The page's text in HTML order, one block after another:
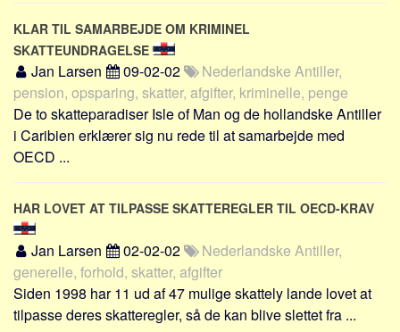
Bolig
Job
Virksomhed
Investering
Pension og opsparing
Forbrug
Transport
Alle
Aspekter
Køb og salg
Økonomi
KLAR TIL SAMARBEJDE OM KRIMINEL
SKATTEUNDRAGELSE
Jan Larsen 09-02-02
Nederlandske Antiller,
pension, opsparing, skatter, afgifter, kriminelle, penge
De to skatteparadiser Isle of Man og de hollandske Antiller
i Caribien erklærer sig nu rede til at samarbejde med
OECD ...
HAR LOVET AT TILPASSE SKATTEREGLER TIL OECD-KRAV
Jan Larsen 02-02-02
Nederlandske Antiller,
generelle, forhold, skatter, afgifter
Siden 1998 har 11 ud af 47 mulige skattely lande lovet at
tilpasse deres skatteregler, så de kan blive slettet fra ...